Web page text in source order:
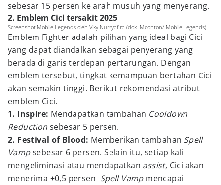
sebesar 15 persen ke arah musuh yang menyerang.
2. Emblem Cici tersakit 2025
Screenshot Mobile Legends oleh Viky Nursyafira (dok. Moonton/ Mobile Legends)
Emblem Fighter adalah pilihan yang ideal bagi Cici
yang dapat diandalkan sebagai penyerang yang
berada di garis terdepan pertarungan. Dengan
emblem tersebut, tingkat kemampuan bertahan Cici
akan semakin tinggi. Berikut rekomendasi atribut
emblem Cici.
1. Inspire: Mendapatkan tambahan Cooldown
Reductionsebesar 5 persen.
2. Festival of Blood: Memberikan tambahan Spell
Vampsebesar 6 persen. Selain itu, setiap kali
mengeliminasi atau mendapatkan assist, Cici akan
menerima +0,5 persen Spell Vamp mencapai